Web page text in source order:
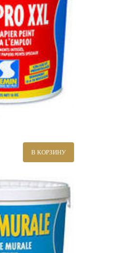
В КОРЗИНУ